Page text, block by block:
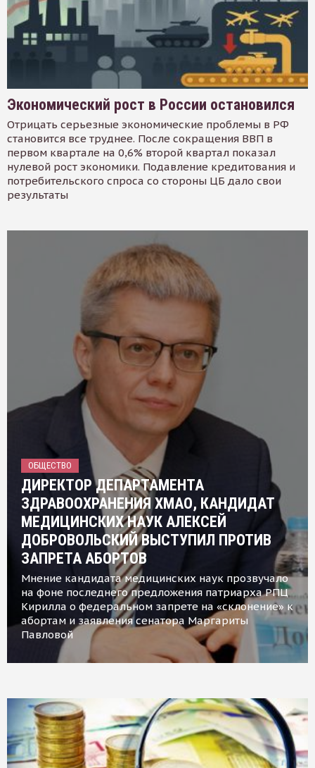
Экономический рост в России остановился
Отрицать серьезные экономические проблемы в РФ
становится все труднее. После сокращения ВВП в
первом квартале на 0,6% второй квартал показал
нулевой рост экономики. Подавление кредитования и
потребительского спроса со стороны ЦБ дало свои
результаты
ОБЩЕСТВО
ДИРЕКТОР ДЕПАРТАМЕНТА
ЗДРАВООХРАНЕНИЯ ХМАО, КАНДИДАТ
МЕДИЦИНСКИХ НАУК АЛЕКСЕЙ
ДОБРОВОЛЬСКИЙ ВЫСТУПИЛ ПРОТИВ
ЗАПРЕТА АБОРТОВ
Мнение кандидата медицинских наук прозвучало
на фоне последнего предложения патриарха РПЦ
Кирилла о федеральном запрете на «склонение» к
абортам и заявления сенатора Маргариты
Павловой